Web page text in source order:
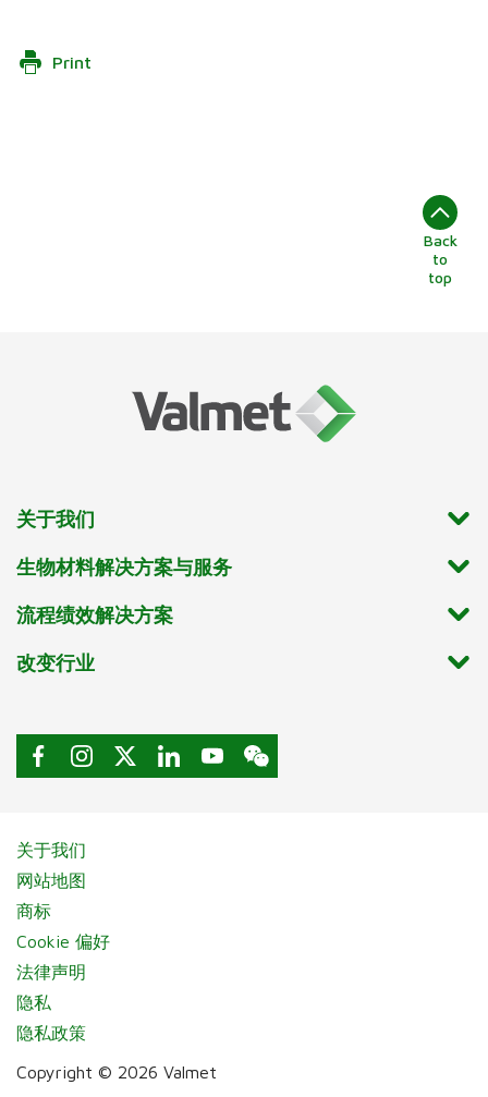
Print
Back
to
top
关于我们
生物材料解决方案与服务
流程绩效解决方案
改变行业
关于我们
网站地图
商标
Cookie 偏好
法律声明
隐私
隐私政策
Copyright © 2026 Valmet